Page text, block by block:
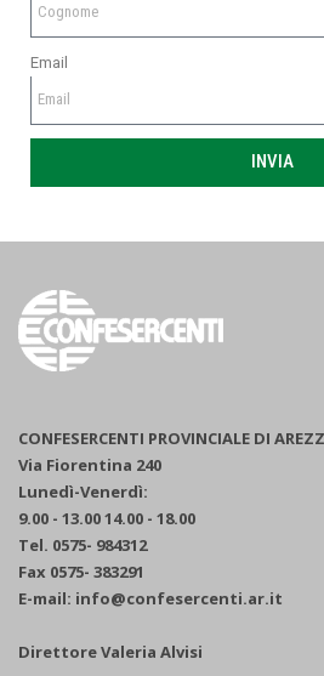
Email
INVIA
CONFESERCENTI PROVINCIALE DI
Via Fiorentina 240
Lunedì-Venerdì:
9.00 - 13.00 14.00 - 18.00
Tel. 0575- 984312
Fax 0575- 383291
E-mail: info@confesercenti.ar.it
Direttore Valeria Alvisi